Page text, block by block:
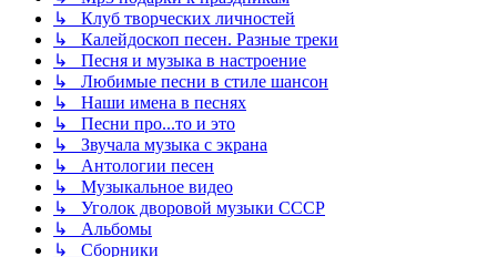
↳ Клуб творческих личностей
↳ Калейдоскоп песен. Разные треки
↳ Песня и музыка в настроение
↳ Любимые песни в стиле шансон
↳ Наши имена в песнях
↳ Песни про...то и это
↳ Звучала музыка с экрана
↳ Антологии песен
↳ Музыкальное видео
↳ Уголок дворовой музыки СССР
↳ Альбомы
↳ Сборники